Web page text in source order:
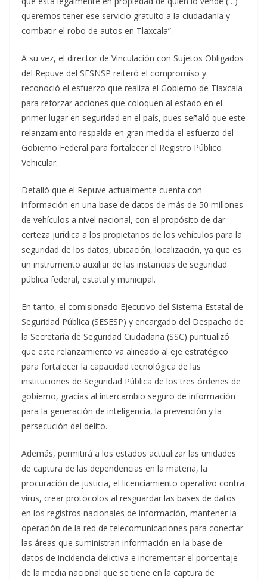
queremos tener ese servicio gratuito a la ciudadanía y
combatir el robo de autos en Tlaxcala”.
A su vez, el director de Vinculación con Sujetos Obligados
del Repuve del SESNSP reiteró el compromiso y
reconoció el esfuerzo que realiza el Gobierno de Tlaxcala
para reforzar acciones que coloquen al estado en el
primer lugar en seguridad en el país, pues señaló que este
relanzamiento respalda en gran medida el esfuerzo del
Gobierno Federal para fortalecer el Registro Público
Vehicular.
Detalló que el Repuve actualmente cuenta con
información en una base de datos de más de 50 millones
de vehículos a nivel nacional, con el propósito de dar
certeza jurídica a los propietarios de los vehículos para la
seguridad de los datos, ubicación, localización, ya que es
un instrumento auxiliar de las instancias de seguridad
pública federal, estatal y municipal.
En tanto, el comisionado Ejecutivo del Sistema Estatal de
Seguridad Pública (SESESP) y encargado del Despacho de
la Secretaría de Seguridad Ciudadana (SSC) puntualizó
que este relanzamiento va alineado al eje estratégico
para fortalecer la capacidad tecnológica de las
instituciones de Seguridad Pública de los tres órdenes de
gobierno, gracias al intercambio seguro de información
para la generación de inteligencia, la prevención y la
persecución del delito.
Además, permitirá a los estados actualizar las unidades
de captura de las dependencias en la materia, la
procuración de justicia, el licenciamiento operativo contra
virus, crear protocolos al resguardar las bases de datos
en los registros nacionales de información, mantener la
operación de la red de telecomunicaciones para conectar
las áreas que suministran información en la base de
datos de incidencia delictiva e incrementar el porcentaje
de la media nacional que se tiene en la captura de